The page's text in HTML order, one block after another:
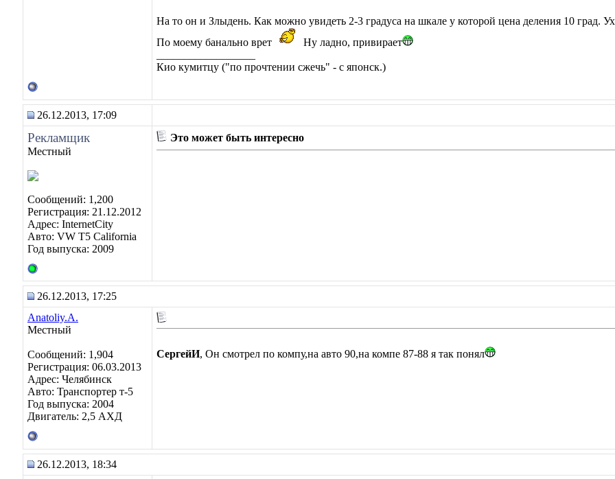
На то он и Злыдень. Как можно увидеть 2-3 градуса на шкале у которой цена деления 10 град.
По моему банально врет
Ну ладно, привирает
Кио кумитцу ("по прочтении сжечь" - с японск.)
26.12.2013, 17:09
Рекламщик
Местный
Сообщений: 1,200
Регистрация: 21.12.2012
Адрес: InternetCity
Авто: VW T5 California
Год выпуска: 2009
Это может быть интересно
26.12.2013, 17:25
Anatoliy.A.
Местный
Сообщений: 1,904
Регистрация: 06.03.2013
Адрес: Челябинск
Авто: Транспортер т-5
Год выпуска: 2004
Двигатель: 2,5 АХД
СергейИ, Он смотрел по компу,на авто 90,на компе 87-88 я так понял
26.12.2013, 18:34